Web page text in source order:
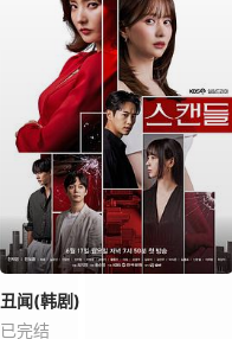
丑闻(韩剧)
已完结